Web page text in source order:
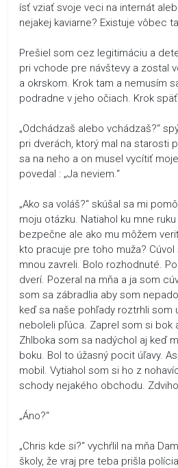
ísť vziať svoje veci na internát
nejakej kaviarne? Existuje vôbec
Prešiel som cez legitimáciu a
pri vchode pre návštevy a zostal
a okrskom. Krok tam a nemusím
podradne v jeho očiach. Krok
„Odchádzaš alebo vchádzaš?“
pri dverách, ktorý mal na starosti
sa na neho a on musel vycítiť
povedal : „Ja neviem.“
„Ako sa voláš?“ skúšal sa mi
moju otázku. Natiahol ku mne
bezpečne ale ako mu môžem
kto pracuje pre toho muža?
mnou zavreli. Bolo rozhodnuté.
dverí. Pozeral na mňa a ja som
som sa zábradlia aby som
keď sa naše pohľady roztrhli som
neboleli pľúca. Zaprel som si bok
Zhlboka som sa nadýchol aj keď
boku. Bol to úžasný pocit úľavy.
mobil. Vytiahol som si ho z
schody nejakého obchodu.
„Áno?“
„Chris kde si?“ vychŕlil na mňa
školy, že vraj pre teba prišla